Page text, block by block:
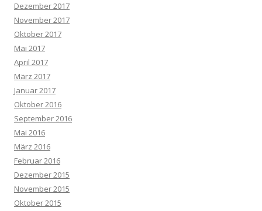
Dezember 2017
November 2017
Oktober 2017
Mai 2017
April 2017
März 2017
Januar 2017
Oktober 2016
September 2016
Mai 2016
März 2016
Februar 2016
Dezember 2015
November 2015
Oktober 2015